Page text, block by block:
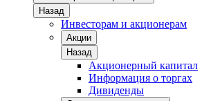
Назад
Инвесторам и акционерам
Акции
Назад
Акционерный капитал
Информация о торгах
Дивиденды